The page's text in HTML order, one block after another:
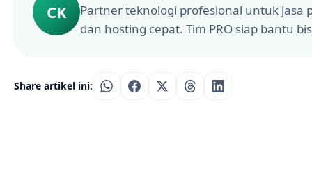
CK
Partner teknologi profesional untuk jasa
dan hosting cepat. Tim PRO siap bantu
Share artikel ini: